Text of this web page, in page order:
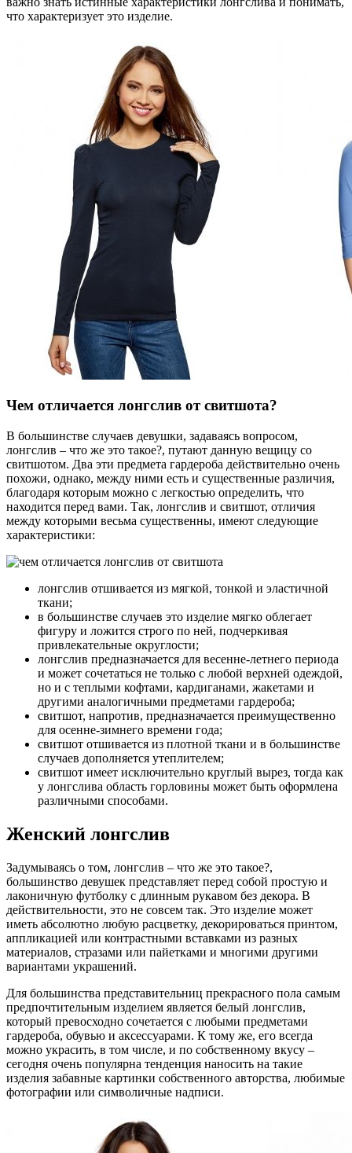
что характеризует это изделие.
Чем отличается лонгслив от свитшота?
В большинстве случаев девушки, задаваясь вопросом,
лонгслив – что же это такое?, путают данную вещицу со
свитшотом. Два эти предмета гардероба действительно очень
похожи, однако, между ними есть и существенные различия,
благодаря которым можно с легкостью определить, что
находится перед вами. Так, лонгслив и свитшот, отличия
между которыми весьма существенны, имеют следующие
характеристики:
лонгслив отшивается из мягкой, тонкой и эластичной
ткани;
в большинстве случаев это изделие мягко облегает
фигуру и ложится строго по ней, подчеркивая
привлекательные округлости;
лонгслив предназначается для весенне-летнего периода
и может сочетаться не только с любой верхней одеждой,
но и с теплыми кофтами, кардиганами, жакетами и
другими аналогичными предметами гардероба;
свитшот, напротив, предназначается преимущественно
для осенне-зимнего времени года;
свитшот отшивается из плотной ткани и в большинстве
случаев дополняется утеплителем;
свитшот имеет исключительно круглый вырез, тогда как
у лонгслива область горловины может быть оформлена
различными способами.
Женский лонгслив
Задумываясь о том, лонгслив – что же это такое?,
большинство девушек представляет перед собой простую и
лаконичную футболку с длинным рукавом без декора. В
действительности, это не совсем так. Это изделие может
иметь абсолютно любую расцветку, декорироваться принтом,
аппликацией или контрастными вставками из разных
материалов, стразами или пайетками и многими другими
вариантами украшений.
Для большинства представительниц прекрасного пола самым
предпочтительным изделием является белый лонгслив,
который превосходно сочетается с любыми предметами
гардероба, обувью и аксессуарами. К тому же, его всегда
можно украсить, в том числе, и по собственному вкусу –
сегодня очень популярна тенденция наносить на такие
изделия забавные картинки собственного авторства, любимые
фотографии или символичные надписи.